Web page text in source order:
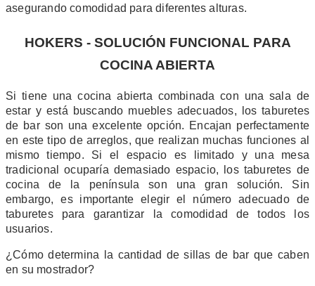
asegurando comodidad para diferentes alturas.
HOKERS - SOLUCIÓN FUNCIONAL PARA
COCINA ABIERTA
Si tiene una cocina abierta combinada con una sala de
estar y está buscando muebles adecuados, los taburetes
de bar son una excelente opción. Encajan perfectamente
en este tipo de arreglos, que realizan muchas funciones al
mismo tiempo. Si el espacio es limitado y una mesa
tradicional ocuparía demasiado espacio, los taburetes de
cocina de la península son una gran solución. Sin
embargo, es importante elegir el número adecuado de
taburetes para garantizar la comodidad de todos los
usuarios.
¿Cómo determina la cantidad de sillas de bar que caben
en su mostrador?